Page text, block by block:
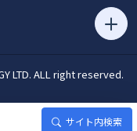
サイト内検索
LTD. ALL right reserved.